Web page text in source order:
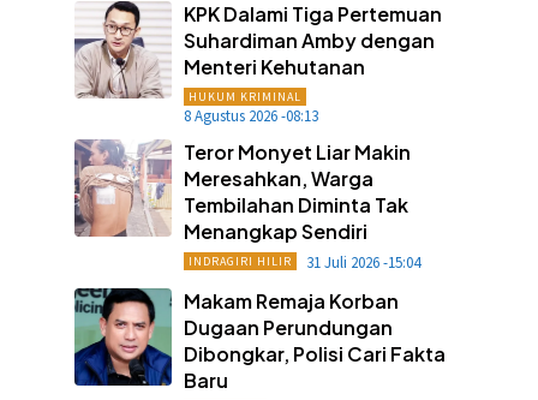
KPK Dalami Tiga Pertemuan
Suhardiman Amby dengan
Menteri Kehutanan
HUKUM KRIMINAL
8 Agustus 2026 -08:13
Teror Monyet Liar Makin
Meresahkan, Warga
Tembilahan Diminta Tak
Menangkap Sendiri
INDRAGIRI HILIR 31 Juli 2026 -15:04
Makam Remaja Korban
Dugaan Perundungan
Dibongkar, Polisi Cari Fakta
Baru